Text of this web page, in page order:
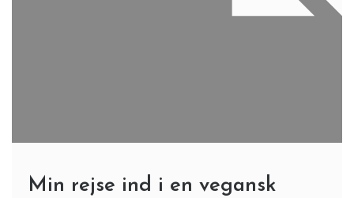
Min rejse ind i en vegansk